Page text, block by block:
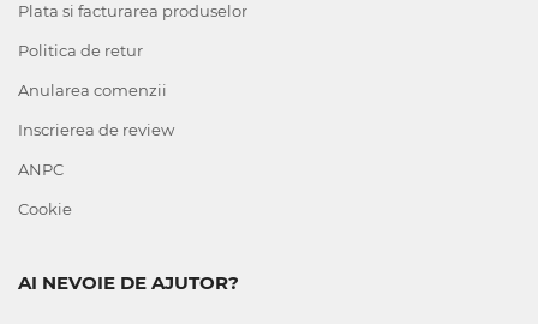
Plata si facturarea produselor
Politica de retur
Anularea comenzii
Inscrierea de review
ANPC
Cookie
AI NEVOIE DE AJUTOR?